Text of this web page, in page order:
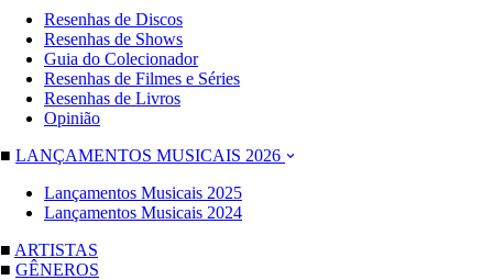
Resenhas de Discos
Resenhas de Shows
Guia do Colecionador
Resenhas de Filmes e Séries
Resenhas de Livros
Opinião
■ LANÇAMENTOS MUSICAIS 2026
Lançamentos Musicais 2025
Lançamentos Musicais 2024
■ ARTISTAS
■ GÊNEROS